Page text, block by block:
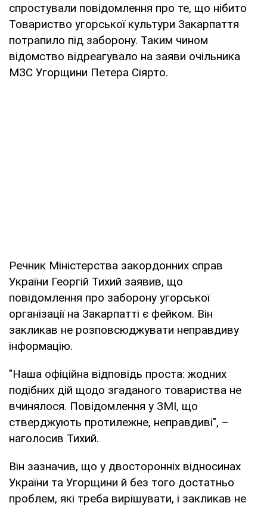
спростували повідомлення про те, що нібито
Товариство угорської культури Закарпаття
потрапило під заборону. Таким чином
відомство відреагувало на заяви очільника
МЗС Угорщини Петера Сіярто.
Речник Міністерства закордонних справ
України Георгій Тихий заявив, що
повідомлення про заборону угорської
організації на Закарпатті є фейком. Він
закликав не розповсюджувати неправдиву
інформацію.
"Наша офіційна відповідь проста: жодних
подібних дій щодо згаданого товариства не
вчинялося. Повідомлення у ЗМІ, що
стверджують протилежне, неправдиві", –
наголосив Тихий.
Він зазначив, що у двосторонніх відносинах
України та Угорщини й без того достатньо
проблем, які треба вирішувати, і закликав не